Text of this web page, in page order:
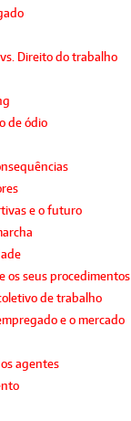
Direito do trabalho
de ódio
e o futuro
os seus procedimentos
de trabalho
e o mercado
agentes